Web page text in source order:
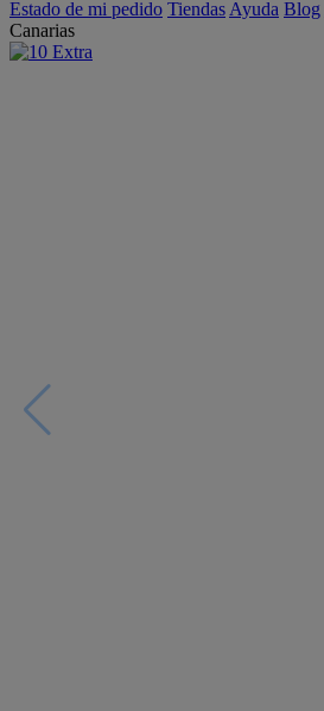
Estado de mi pedido Tiendas Ayuda Blog
Canarias